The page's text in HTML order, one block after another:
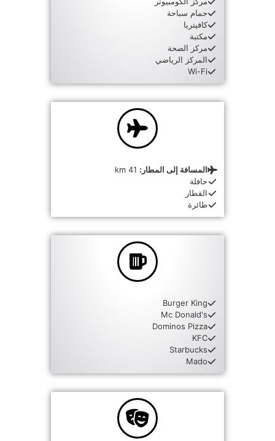
حمام سباحة
كافيتريا
مكتبة
مركز الصحة
المركز الرياضي
Wi-Fi
المسافة إلى المطار:
حافلة
القطار
طائرة
Burger King
Mc Donald's
Dominos Pizza
KFC
Starbucks
Mado